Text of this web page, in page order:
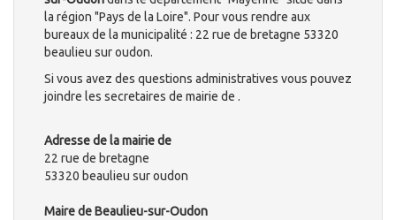
la région "Pays de la Loire". Pour vous rendre aux
bureaux de la municipalité : 22 rue de bretagne 53320
beaulieu sur oudon.
Si vous avez des questions administratives vous pouvez
joindre les secretaires de mairie de .
Adresse de la mairie de
22 rue de bretagne
53320 beaulieu sur oudon
Maire de Beaulieu-sur-Oudon